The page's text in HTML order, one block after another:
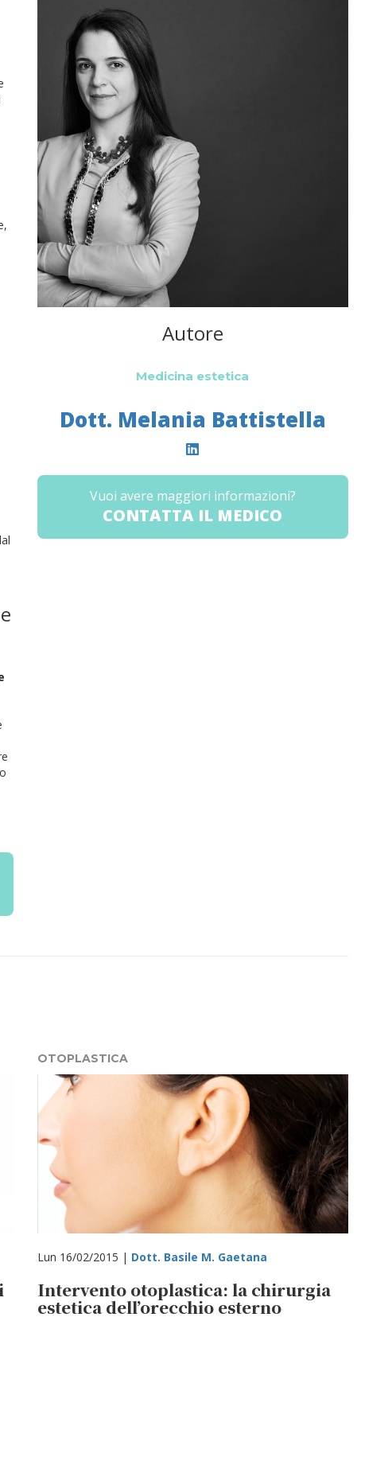
Autore
Medicina estetica
Dott. Melania Battistella
Vuoi avere maggiori informazioni?
CONTATTA IL MEDICO
OTOPLASTICA
Lun 16/02/2015 | Dott. Basile M. Gaetana
Intervento otoplastica: la chirurgia
estetica dell’orecchio esterno